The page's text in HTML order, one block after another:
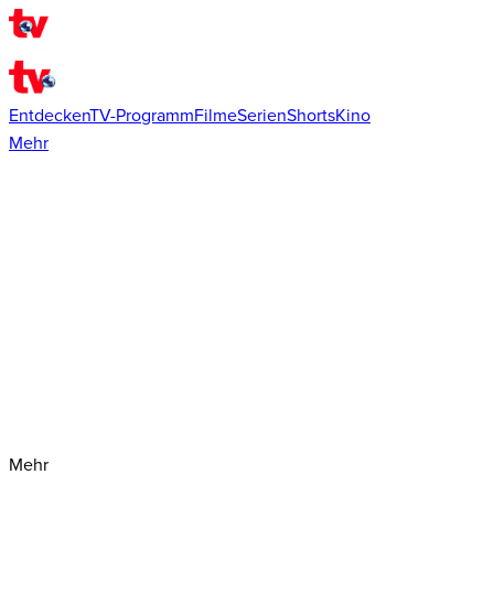
EntdeckenTV-ProgrammFilmeSerienShortsKino
Mehr
Mehr